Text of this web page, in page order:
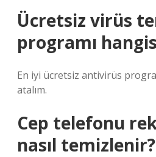
Ücretsiz virüs
programı
En iyi ücretsiz antivirüs
atalım.
Cep telefonu
nasıl temizlenir?